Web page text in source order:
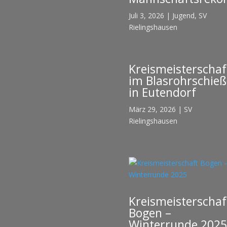
Juli 3, 2026 | Jugend, SV
Rielingshausen
im
in Eutendorf
März 29, 2026 | SV
Rielingshausen
Bogen –